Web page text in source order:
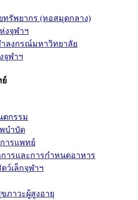
ทรัพยากร (หอสมุดกลาง)
งจุฬาฯ
ลงกรณ์มหาวิทยาลัย
จุฬาฯ
ย์
ตกรรม
บำบัด
ารแพทย์
ารและการกำหนดอาหาร
ว์เล็กจุฬาฯ
ภาวะผู้สูงอายุ